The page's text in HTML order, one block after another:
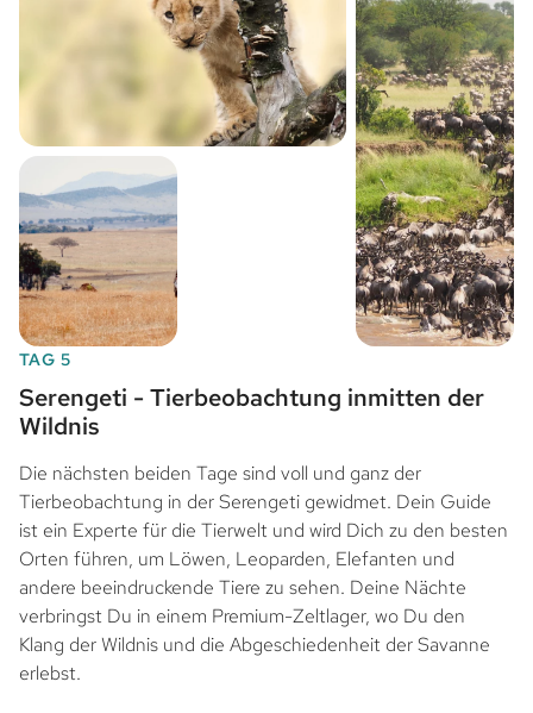
TAG 5
Serengeti - Tierbeobachtung inmitten der
Wildnis
Die nächsten beiden Tage sind voll und ganz der
Tierbeobachtung in der Serengeti gewidmet. Dein Guide
ist ein Experte für die Tierwelt und wird Dich zu den besten
Orten führen, um Löwen, Leoparden, Elefanten und
andere beeindruckende Tiere zu sehen. Deine Nächte
verbringst Du in einem Premium-Zeltlager, wo Du den
Klang der Wildnis und die Abgeschiedenheit der Savanne
erlebst.